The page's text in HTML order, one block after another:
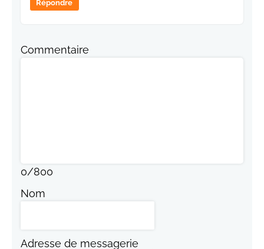
Répondre
Commentaire
0/800
Nom
Adresse de messagerie